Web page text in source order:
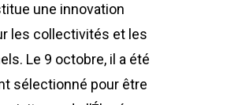
une innovation
les collectivités et les
Le 9 octobre, il a été
sélectionné pour être
Quelques chiffres
Nos infrastructures
Nos équipes
Compacteurs
Postes Fixes vérins
courts
Lève Conteneurs
Bennes ampliroll
Bennes TANKER
Bennes de Collecte
ACTUALITÉS
CONTACT
FR